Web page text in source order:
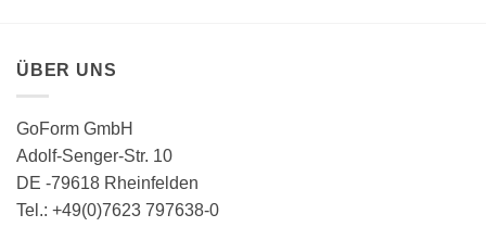
ÜBER UNS
GoForm GmbH
Adolf-Senger-Str. 10
DE -79618 Rheinfelden
Tel.: +49(0)7623 797638-0